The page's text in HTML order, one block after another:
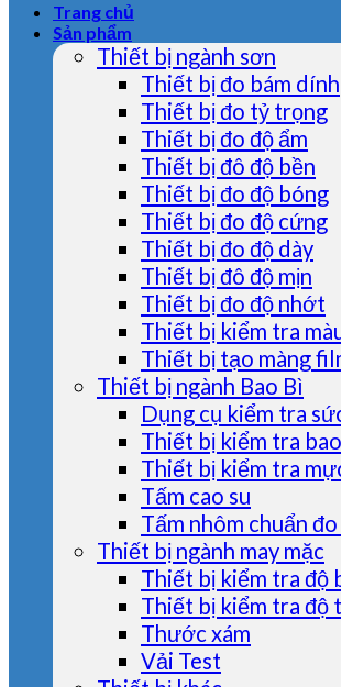
Trang chủ
Sản phẩm
Thiết bị ngành sơn
Thiết bị đo bám dính
Thiết bị đo tỷ trọng
Thiết bị đo độ ẩm
Thiết bị đô độ bền
Thiết bị đo độ bóng
Thiết bị đo độ cứng
Thiết bị đo độ dày
Thiết bị đô độ mịn
Thiết bị đo độ nhớt
Thiết bị kiểm tra
Thiết bị tạo màng
Thiết bị ngành Bao Bì
Dụng cụ kiểm tra
Thiết bị kiểm tra
Thiết bị kiểm tra
Tấm cao su
Tấm nhôm chuẩn
Thiết bị ngành may mặc
Thiết bị kiểm tra độ
Thiết bị kiểm tra độ
Thước xám
Vải Test